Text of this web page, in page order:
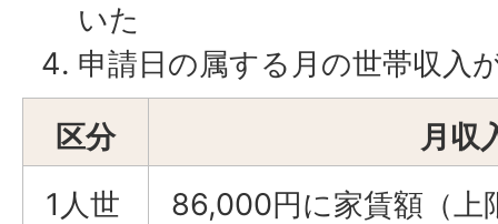
いた
申請日の属する月の世帯収入
区分
月収
1人世
86,000円に家賃額（上